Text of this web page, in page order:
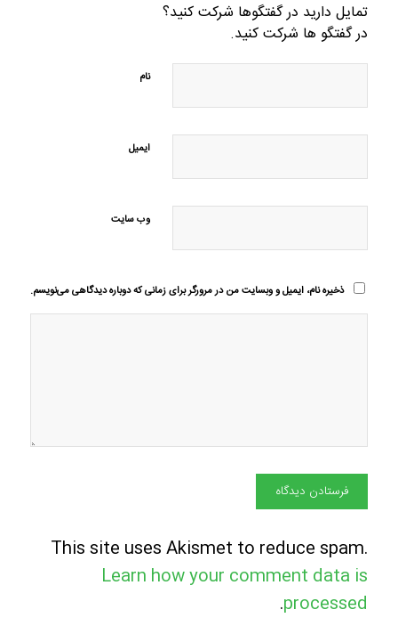
تمایل دارید در گفتگوها شرکت کنید؟
در گفتگو ها شرکت کنید.
نام
ایمیل
وب‌ سایت
ذخیره نام، ایمیل و وبسایت من در مرورگر برای زمانی که دوباره دیدگاهی می‌نویسم.
This site uses Akismet to reduce spam.
Learn how your comment data is
processed
.